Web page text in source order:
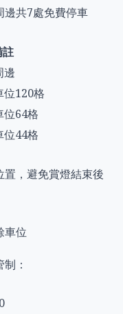
邊共7處免費停車
邊
位120格
位64格
位44格
，避免賞燈結束後
車位
：